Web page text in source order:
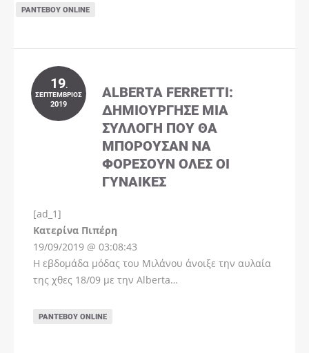
ΡΑΝΤΕΒΟΎ ONLINE
19.
ΣΕΠΤΈΜΒΡΙΟΣ
2019
ALBERTA FERRETTI:
ΔΗΜΙΟΎΡΓΗΣΕ ΜΊΑ
ΣΥΛΛΟΓΉ ΠΟΥ ΘΑ
ΜΠΟΡΟΎΣΑΝ ΝΑ
ΦΟΡΈΣΟΥΝ ΌΛΕΣ ΟΙ
ΓΥΝΑΊΚΕΣ
[ad_1]
Kατερίνα Πιπέρη
19/09/2019 @ 03:08:43
Η εβδομάδα μόδας του Μιλάνου άνοιξε την αυλαία
της χθες 18/09 με την Alberta…
ΡΑΝΤΕΒΟΎ ONLINE